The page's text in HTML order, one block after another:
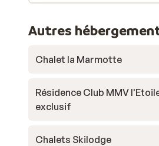
Autres
Chalet la Marmotte
Résidence Club MMV
exclusif
Chalets Skilodge